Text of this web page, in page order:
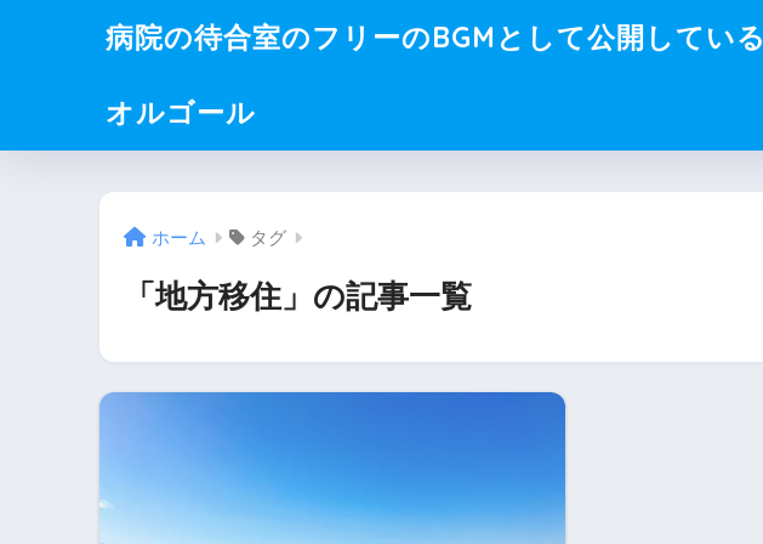
病院の待合室のフリーのBGMとして公開している
オルゴール
ホーム タグ
「地方移住」の記事一覧